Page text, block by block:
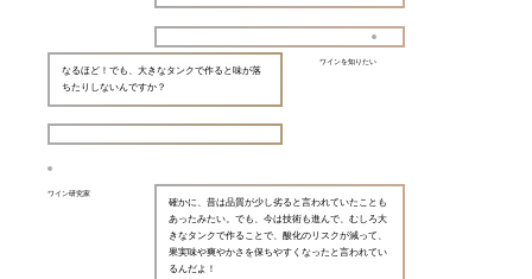
ワインを知りたい
なるほど！でも、大きなタンクで作ると味が落
ちたりしないんですか？
ワイン研究家
確かに、昔は品質が少し劣ると言われていたことも
あったみたい。でも、今は技術も進んで、むしろ大
きなタンクで作ることで、酸化のリスクが減って、
果実味や爽やかさを保ちやすくなったと言われてい
るんだよ！